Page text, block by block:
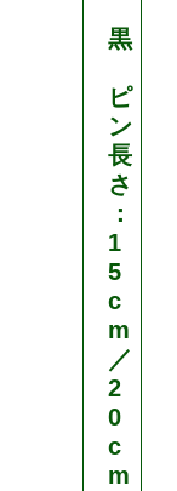
黒
ピ
ン
長
さ
：
1
5
c
m
／
2
0
c
m